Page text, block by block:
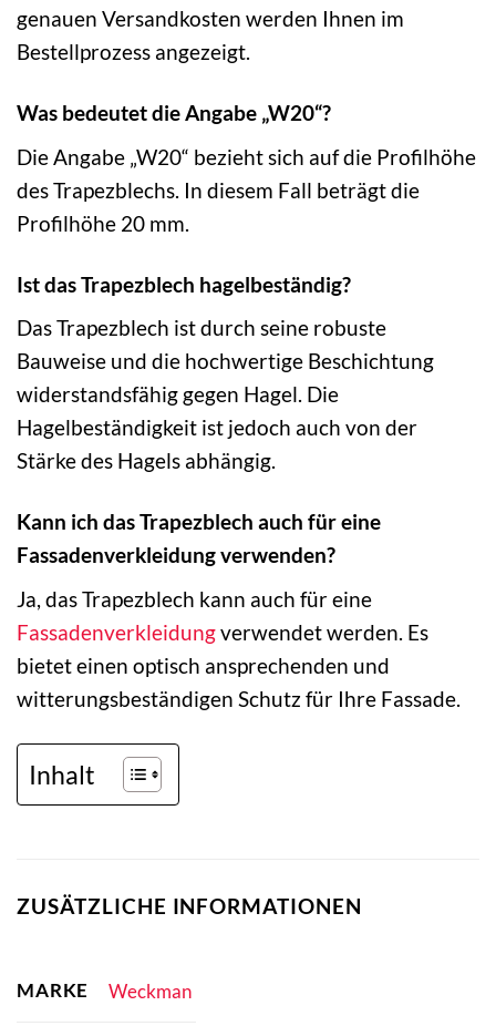
genauen Versandkosten werden Ihnen im
Bestellprozess angezeigt.
Was bedeutet die Angabe „W20“?
Die Angabe „W20“ bezieht sich auf die Profilhöhe
des Trapezblechs. In diesem Fall beträgt die
Profilhöhe 20 mm.
Ist das Trapezblech hagelbeständig?
Das Trapezblech ist durch seine robuste
Bauweise und die hochwertige Beschichtung
widerstandsfähig gegen Hagel. Die
Hagelbeständigkeit ist jedoch auch von der
Stärke des Hagels abhängig.
Kann ich das Trapezblech auch für eine
Fassadenverkleidung verwenden?
Ja, das Trapezblech kann auch für eine
Fassadenverkleidungverwendet werden. Es
bietet einen optisch ansprechenden und
witterungsbeständigen Schutz für Ihre Fassade.
Inhalt
ZUSÄTZLICHE INFORMATIONEN
MARKE Weckman